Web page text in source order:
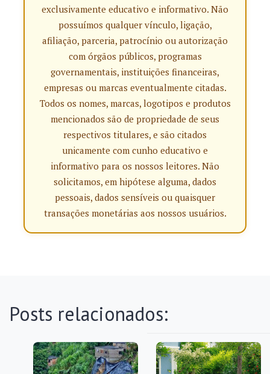
exclusivamente educativo e informativo. Não
possuímos qualquer vínculo, ligação,
afiliação, parceria, patrocínio ou autorização
com órgãos públicos, programas
governamentais, instituições financeiras,
empresas ou marcas eventualmente citadas.
Todos os nomes, marcas, logotipos e produtos
mencionados são de propriedade de seus
respectivos titulares, e são citados
unicamente com cunho educativo e
informativo para os nossos leitores. Não
solicitamos, em hipótese alguma, dados
pessoais, dados sensíveis ou quaisquer
transações monetárias aos nossos usuários.
Posts relacionados: